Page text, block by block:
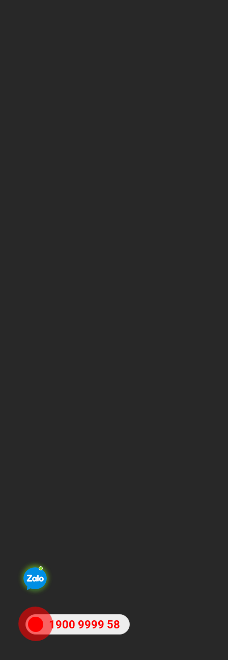
1900 9999 58